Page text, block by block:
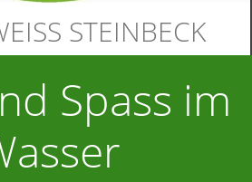
STEINBECK
Spass im